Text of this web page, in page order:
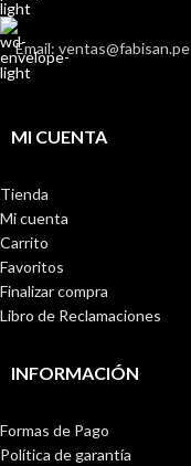
Email: ventas@fabisan.pe
MI CUENTA
Tienda
Mi cuenta
Carrito
Favoritos
Finalizar compra
Libro de Reclamaciones
INFORMACIÓN
Formas de Pago
Política de garantía